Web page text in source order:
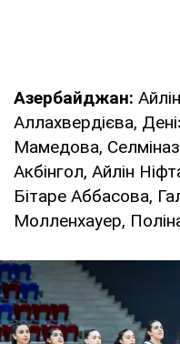
Азербайджан:
Аллахвердієва,
Мамедова,
Акбінгол, Айлін
Бітаре Аббасова,
Молленхауер,